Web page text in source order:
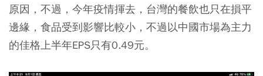
原因，不過，今年疫情揮去，台灣的餐飲也只在損平
邊緣，食品受到影響比較小，不過以中國市場為主力
的佳格上半年EPS只有0.49元。